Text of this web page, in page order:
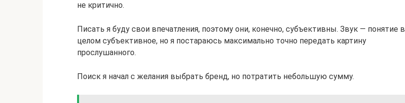
не критично.
Писать я буду свои впечатления, поэтому они, конечно, субъективны. Звук — понятие в
целом субъективное, но я постараюсь максимально точно передать картину
прослушанного.
Поиск я начал с желания выбрать бренд, но потратить небольшую сумму.